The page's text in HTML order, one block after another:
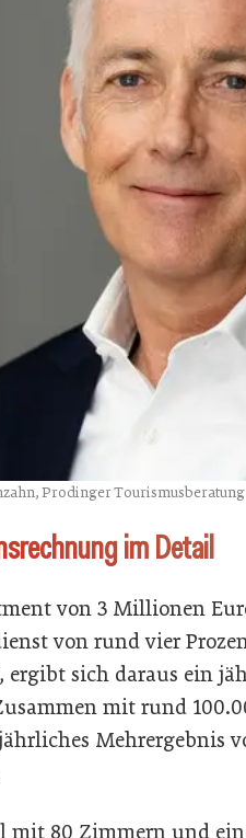
Prodinger Tourismusberatung
im Detail
von 3 Millionen
von rund vier
ergibt sich daraus ein
mit rund
Mehrergebnis
mit 80 Zimmern und